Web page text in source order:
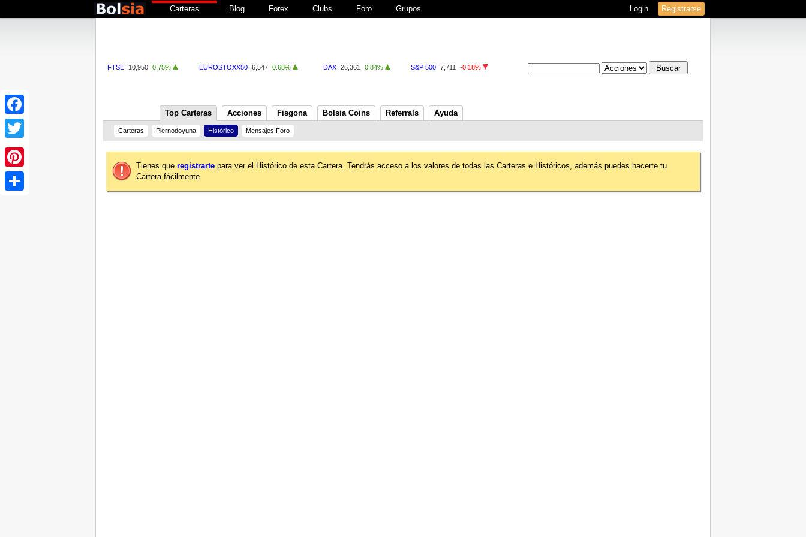
Carteras Blog Forex Clubs Foro Grupos Login Registrarse
FTSE 10,950 0.75% EUROSTOXX50 6,547 0.68% DAX 26,361 0.84% S&P 500 7,711 -0.18%
Top Carteras Acciones Fisgona Bolsia Coins Referrals Ayuda
Carteras Piernodoyuna Histórico Mensajes Foro
Tienes que registrarte para ver el Histórico de esta Cartera. Tendrás acceso a los valores de todas las Carteras e Históricos, además puedes hacerte tu
Cartera fácilmente.
Facebook
Twitter
Pinterest